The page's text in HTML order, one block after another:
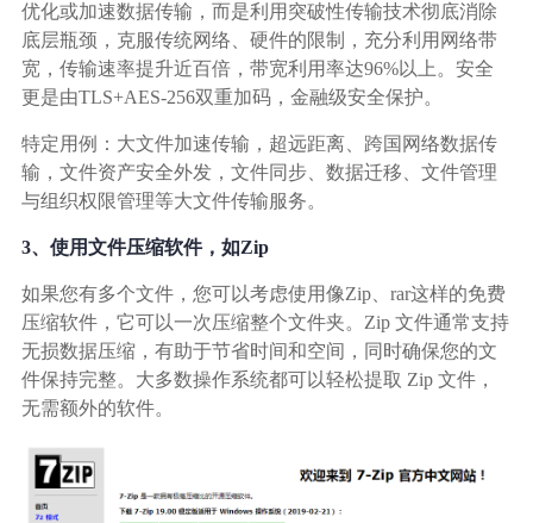
优化或加速数据传输，而是利用突破性传输技术彻底消除
底层瓶颈，克服传统网络、硬件的限制，充分利用网络带
宽，传输速率提升近百倍，带宽利用率达96%以上。安全
更是由TLS+AES-256双重加码，金融级安全保护。
特定用例：大文件加速传输，超远距离、跨国网络数据传
输，文件资产安全外发，文件同步、数据迁移、文件管理
与组织权限管理等大文件传输服务。
3、使用文件压缩软件，如Zip
如果您有多个文件，您可以考虑使用像Zip、rar这样的免费
压缩软件，它可以一次压缩整个文件夹。Zip 文件通常支持
无损数据压缩，有助于节省时间和空间，同时确保您的文
件保持完整。大多数操作系统都可以轻松提取 Zip 文件，
无需额外的软件。